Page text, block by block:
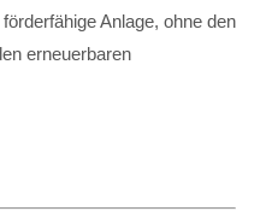
Anlage, ohne den
erneuerbaren